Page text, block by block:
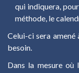
qui indiquera,
méthode, le
Celui-ci sera
besoin.
Dans la mesure